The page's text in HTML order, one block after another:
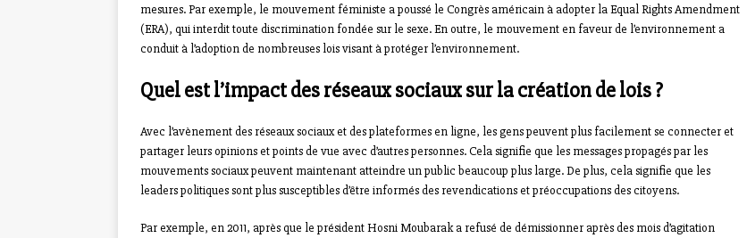
mesures. Par exemple, le mouvement féministe a poussé le Congrès américain à adopter la Equal Rights Amendment
(ERA), qui interdit toute discrimination fondée sur le sexe. En outre, le mouvement en faveur de l’environnement a
conduit à l’adoption de nombreuses lois visant à protéger l’environnement.
Quel est l’impact des réseaux sociaux sur la création de lois ?
Avec l’avènement des réseaux sociaux et des plateformes en ligne, les gens peuvent plus facilement se connecter et
partager leurs opinions et points de vue avec d’autres personnes. Cela signifie que les messages propagés par les
mouvements sociaux peuvent maintenant atteindre un public beaucoup plus large. De plus, cela signifie que les
leaders politiques sont plus susceptibles d’être informés des revendications et préoccupations des citoyens.
Par exemple, en 2011, après que le président Hosni Moubarak a refusé de démissionner après des mois d’agitation